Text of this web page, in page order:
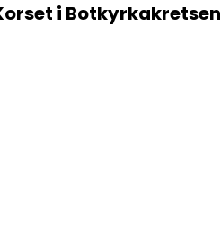
i Botkyrkakretsen